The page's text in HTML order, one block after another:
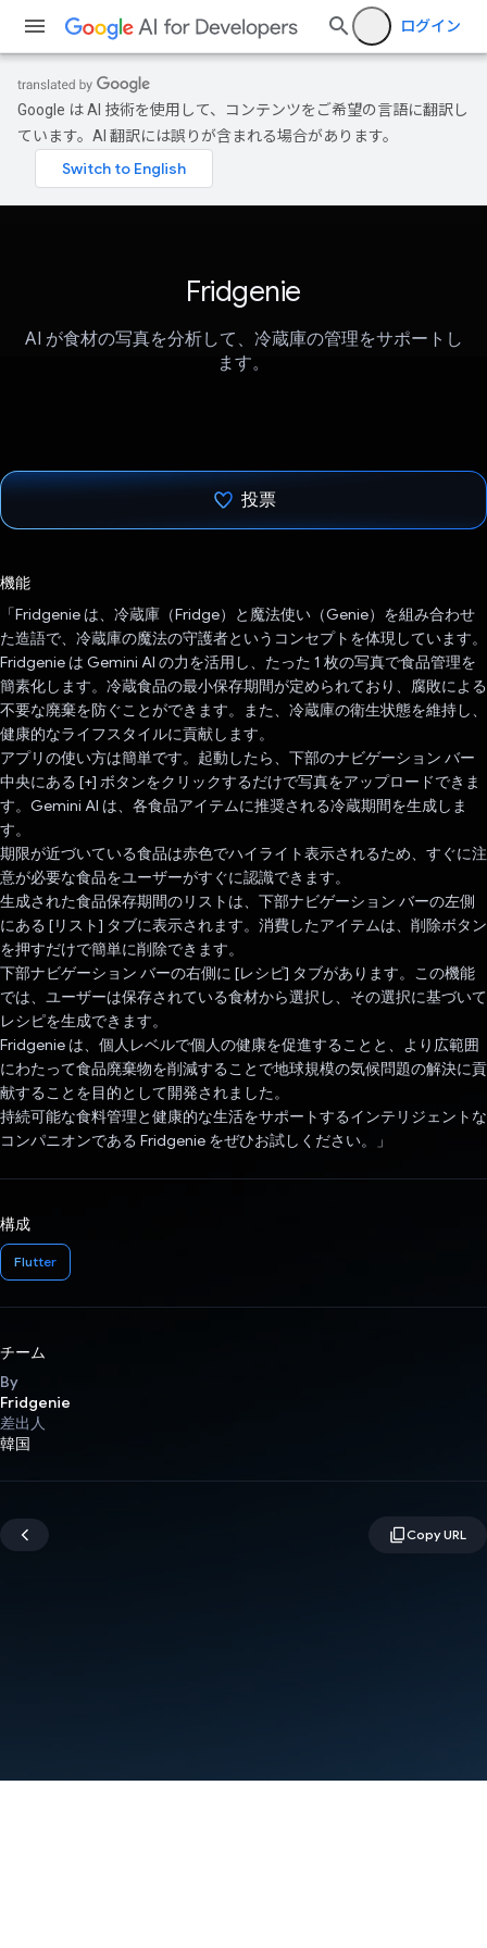
ログイン
Google は AI 技術を使用して、コンテンツをご希望の言語に翻訳し
ています。AI 翻訳には誤りが含まれる場合があります。
Fridgenie
AI が食材の写真を分析して、冷蔵庫の管理をサポートし
ます。
投票
機能
「Fridgenie は、冷蔵庫（Fridge）と魔法使い（Genie）を組み合わせ
た造語で、冷蔵庫の魔法の守護者というコンセプトを体現しています。
Fridgenie は Gemini AI の力を活用し、たった 1 枚の写真で食品管理を
簡素化します。冷蔵食品の最小保存期間が定められており、腐敗による
不要な廃棄を防ぐことができます。また、冷蔵庫の衛生状態を維持し、
健康的なライフスタイルに貢献します。
アプリの使い方は簡単です。起動したら、下部のナビゲーション バー
中央にある [+] ボタンをクリックするだけで写真をアップロードできま
す。Gemini AI は、各食品アイテムに推奨される冷蔵期間を生成しま
す。
期限が近づいている食品は赤色でハイライト表示されるため、すぐに注
意が必要な食品をユーザーがすぐに認識できます。
生成された食品保存期間のリストは、下部ナビゲーション バーの左側
にある [リスト] タブに表示されます。消費したアイテムは、削除ボタン
を押すだけで簡単に削除できます。
下部ナビゲーション バーの右側に [レシピ] タブがあります。この機能
では、ユーザーは保存されている食材から選択し、その選択に基づいて
レシピを生成できます。
Fridgenie は、個人レベルで個人の健康を促進することと、より広範囲
にわたって食品廃棄物を削減することで地球規模の気候問題の解決に貢
献することを目的として開発されました。
持続可能な食料管理と健康的な生活をサポートするインテリジェントな
コンパニオンである Fridgenie をぜひお試しください。」
構成
Flutter
チーム
By
Fridgenie
差出人
韓国